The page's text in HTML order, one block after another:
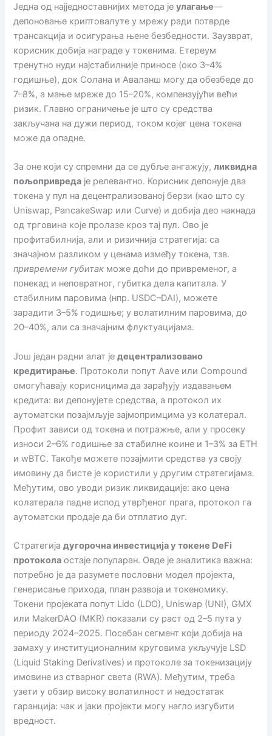
Једна од најједноставнијих метода јеулагање—
депоновање криптовалуте у мрежу ради потврде
трансакција и осигурања њене безбедности. Заузврат,
корисник добија награде у токенима. Етереум
тренутно нуди најстабилније приносе (око 3–4%
годишње), док Солана и Аваланш могу да обезбеде до
7–8%, а мање мреже до 15–20%, компензујући већи
ризик. Главно ограничење је што су средства
закључана на дужи период, током којег цена токена
може да опадне.
За оне који су спремни да се дубље ангажују,ликвидна
пољопривреда је релевантно. Корисник депонује два
токена у пул на децентрализованој берзи (као што су
Uniswap, PancakeSwap или Curve) и добија део накнада
од трговина које пролазе кроз тај пул. Ово је
профитабилнија, али и ризичнија стратегија: са
значајном разликом у ценама између токена, тзв.
привремени губитак може доћи до привременог, а
понекад и неповратног, губитка дела капитала. У
стабилним паровима (нпр. USDC–DAI), можете
зарадити 3–5% годишње; у волатилним паровима, до
20–40%, али са значајним флуктуацијама.
Још један радни алат једецентрализовано
кредитирање. Протоколи попут Aave или Compound
омогућавају корисницима да зарађују издавањем
кредита: ви депонујете средства, а протокол их
аутоматски позајмљује зајмопримцима уз колатерал.
Профит зависи од токена и потражње, али у просеку
износи 2–6% годишње за стабилне коине и 1–3% за ETH
и wBTC. Такође можете позајмити средства уз своју
имовину да бисте је користили у другим стратегијама.
Међутим, ово уводи ризик ликвидације: ако цена
колатерала падне испод утврђеног прага, протокол га
аутоматски продаје да би отплатио дуг.
Стратегијадугорочна инвестиција у токене DeFi
протокола остаје популаран. Овде је аналитика важна:
потребно је да разумете пословни модел пројекта,
генерисање прихода, план развоја и токеномику.
Токени пројеката попут Lido (LDO), Uniswap (UNI), GMX
или MakerDAO (MKR) показали су раст од 2–5 пута у
периоду 2024–2025. Посебан сегмент који добија на
замаху у институционалним круговима укључује LSD
(Liquid Staking Derivatives) и протоколе за токенизацију
имовине из стварног света (RWA). Међутим, треба
узети у обзир високу волатилност и недостатак
гаранција: чак и јаки пројекти могу нагло изгубити
вредност.